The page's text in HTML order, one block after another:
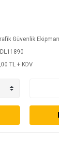
Güvenlik
TL + KDV